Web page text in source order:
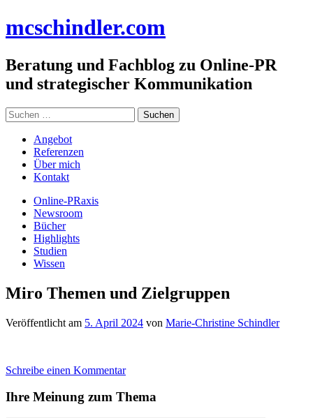
Inhalt
mcschindler.com
Beratung und Fachblog zu Online-PR
und strategischer Kommunikation
Suchen
nach:
Angebot
Referenzen
Über mich
Kontakt
Online-PRaxis
Newsroom
Bücher
Highlights
Studien
Wissen
Miro Themen und Zielgruppen
Veröffentlicht am 5. April 2024 von Marie-Christine Schindler
Schreibe einen Kommentar
Ihre Meinung zum Thema